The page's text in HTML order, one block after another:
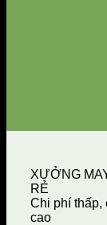
XƯỞNG
RẺ
Chi phí thấp,
cao